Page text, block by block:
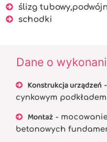
ślizg
schodki
Dane o
Konstrukcja urządzeń
cynkowym
Montaż -
betonowych